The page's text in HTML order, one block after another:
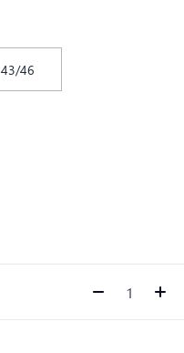
43/46
Ποσότητα